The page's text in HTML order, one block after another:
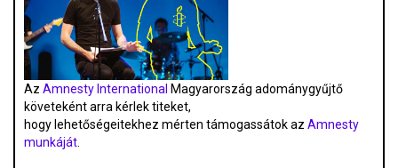
Az Amnesty International Magyarország adománygyűjtő
követeként arra kérlek titeket,
hogy lehetőségeitekhez mérten támogassátok az Amnesty
munkáját.